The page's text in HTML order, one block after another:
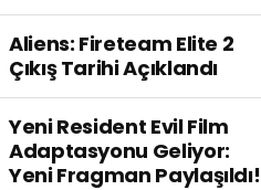
Aliens: Fireteam Elite 2
Çıkış Tarihi Açıklandı
Yeni Resident Evil Film
Adaptasyonu Geliyor:
Yeni Fragman Paylaşıldı!